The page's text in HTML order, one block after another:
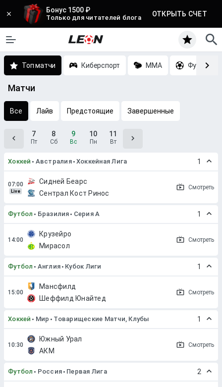
Бонус 1500 ₽
Только для читателей блога ОТКРЫТЬ СЧЕТ
Топ матчи Киберспорт MMA Футбол
Матчи
Все Лайв Предстоящие Завершенные
7
Пт
8
Сб
9
Вс
10
Пн
11
Вт
Хоккей Австралия Хоккейная Лига 1
Live
Сидней Беарс
Сентрал Кост Ринос
Смотреть
Футбол Бразилия Серия A 1
Крузейро
Мирасол
Смотреть
Футбол Англия Кубок Лиги 1
Мансфилд
Шеффилд Юнайтед
Смотреть
Хоккей Мир Товарищеские Матчи, Клубы 1
Южный Урал
АКМ
Смотреть
Футбол Россия Первая Лига 2